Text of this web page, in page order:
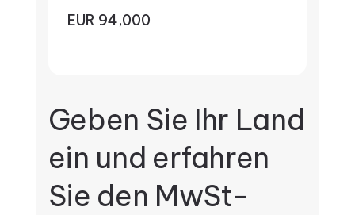
EUR 94,000
Geben Sie Ihr Land
ein und erfahren
Sie den MwSt-